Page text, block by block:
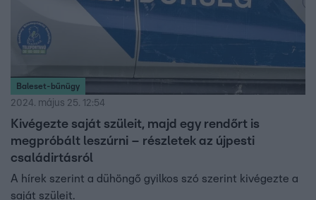
Baleset-bűnügy
2024. május 25. 12:54
Kivégezte saját szüleit, majd egy rendőrt is
megpróbált leszúrni – részletek az újpesti
családirtásról
A hírek szerint a dühöngő gyilkos szó szerint kivégezte a
saját szüleit.